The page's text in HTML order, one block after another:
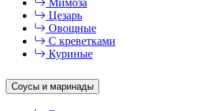
Мимоза
Цезарь
Овощные
С креветками
Куриные
Соусы и маринады